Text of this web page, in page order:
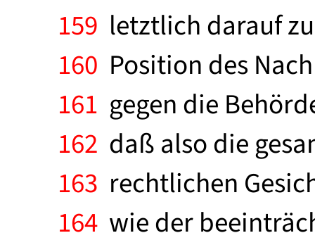
159 letztlich darauf
160 Position des
161 gegen die
162 daß also die
163 rechtlichen
164 wie der